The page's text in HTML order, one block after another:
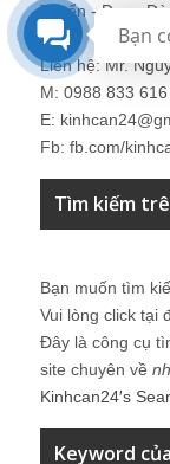
Tuyển - Dạy -
Liên hệ: Mr.
M: 0988 833 616
E:
Fb: fb.com/
Tìm kiếm
Bạn muốn tìm
Vui lòng click tại
Đây là công cụ
site chuyên về
Kinhcan24′s
Keyword
Bạn